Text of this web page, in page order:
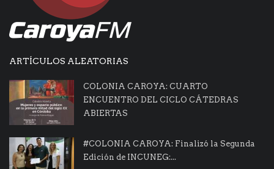
ARTÍCULOS ALEATORIAS
COLONIA CAROYA: CUARTO
ENCUENTRO DEL CICLO CÁTEDRAS
ABIERTAS
#COLONIA CAROYA: Finalizó la Segunda
Edición de INCUNEG:...